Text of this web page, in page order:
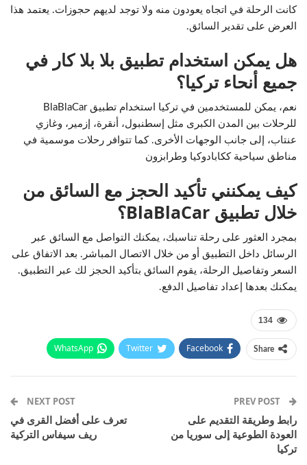
كانت الرحلة في اتجاه يعودون منه ولا توجد لديهم حجوزات. يعتمد هذا
العرض على تقدير السائق.
هل يمكن استخدام تطبيق بلا بلا كار في
جميع أنحاء تركيا؟
نعم، يمكن للمستخدمين في تركيا استخدام تطبيق BlaBlaCar
للرحلات بين المدن الكبرى مثل إسطنبول، أنقرة، إزمير، وغازي
عنتاب، إلى جانب الوجهات الأخرى. كما تتوافر رحلات موسمية في
مناطق سياحية ككابادوكيا وطرابزون
كيف يمكنني تأكيد الحجز مع السائق من
خلال تطبيق BlaBlaCar؟
بمجرد العثور على رحلة تناسبك، يمكنك التواصل مع السائق عبر
الرسائل داخل التطبيق أو من خلال الاتصال المباشر. بعد الاتفاق على
السعر وتفاصيل الرحلة، يقوم السائق بتأكيد الحجز لك عبر التطبيق.
يمكنك بعدها إعداد تفاصيل الدفع.
134
Share
Facebook
Twitter
WhatsApp
رابط وطريقة التقديم على
العودة الطوعية إلى سوريا من
تركيا
NEXT POST
تعرف على أفضل القرى في
ريف سيفاس التركية